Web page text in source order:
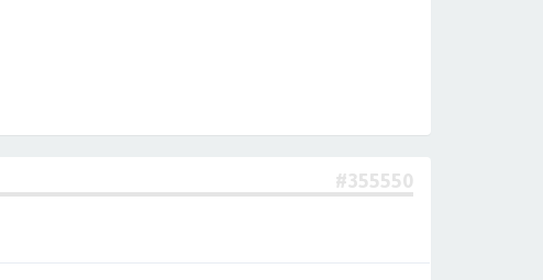
#355550